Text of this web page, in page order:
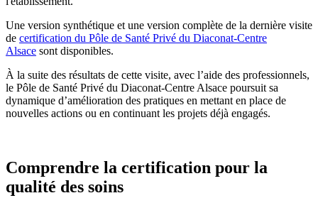
Une version synthétique et une version complète de la dernière visite
de certification du Pôle de Santé Privé du Diaconat-Centre
Alsace sont disponibles.
À la suite des résultats de cette visite, avec l’aide des professionnels,
le Pôle de Santé Privé du Diaconat-Centre Alsace poursuit sa
dynamique d’amélioration des pratiques en mettant en place de
nouvelles actions ou en continuant les projets déjà engagés.
Comprendre la certification pour la
qualité des soins